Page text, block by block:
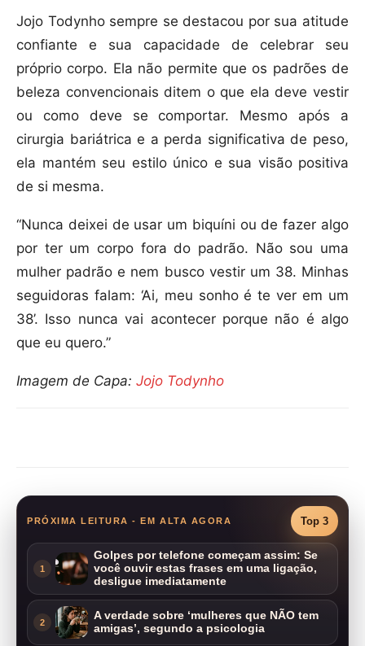
Jojo Todynho sempre se destacou por sua atitude
confiante e sua capacidade de celebrar seu
próprio corpo. Ela não permite que os padrões de
beleza convencionais ditem o que ela deve vestir
ou como deve se comportar. Mesmo após a
cirurgia bariátrica e a perda significativa de peso,
ela mantém seu estilo único e sua visão positiva
de si mesma.
“Nunca deixei de usar um biquíni ou de fazer algo
por ter um corpo fora do padrão. Não sou uma
mulher padrão e nem busco vestir um 38. Minhas
seguidoras falam: ‘Ai, meu sonho é te ver em um
38’. Isso nunca vai acontecer porque não é algo
que eu quero.”
Imagem de Capa: Jojo Todynho
PRÓXIMA LEITURA - EM ALTA AGORA Top 3
1
Golpes por telefone começam assim: Se
você ouvir estas frases em uma ligação,
desligue imediatamente
2
A verdade sobre ‘mulheres que NÃO tem
amigas’, segundo a psicologia